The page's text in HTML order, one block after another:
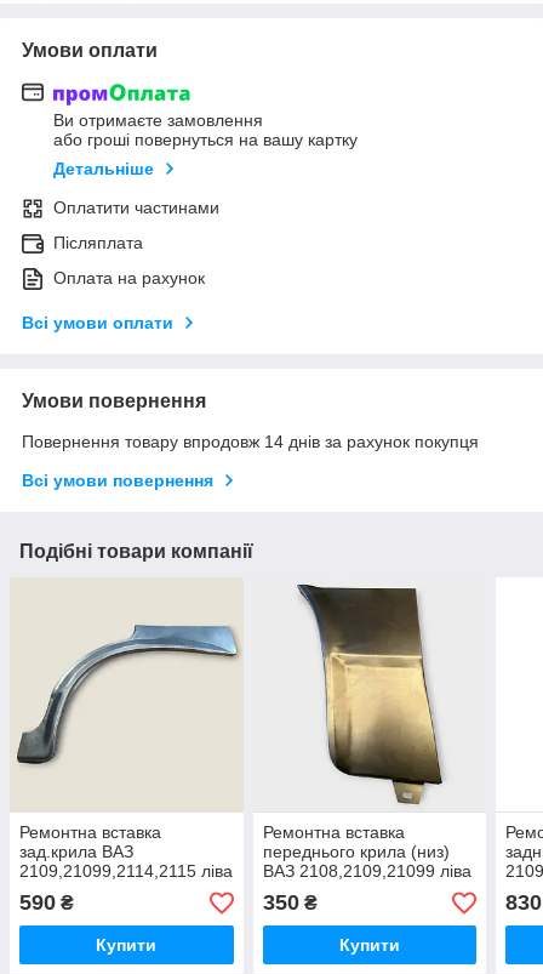
Умови оплати
Ви отримаєте замовлення
або гроші повернуться на вашу картку
Детальніше
Оплатити частинами
Післяплата
Оплата на рахунок
Всі умови оплати
Умови повернення
Повернення товару впродовж 14 днів за рахунок покупця
Всі умови повернення
Подібні товари компанії
Ремонтна вставка
зад.крила ВАЗ
2109,21099,2114,2115 ліва
590 ₴
Купити
Ремонтна вставка
переднього крила (низ)
ВАЗ 2108,2109,21099 ліва
350₴
Купити
830